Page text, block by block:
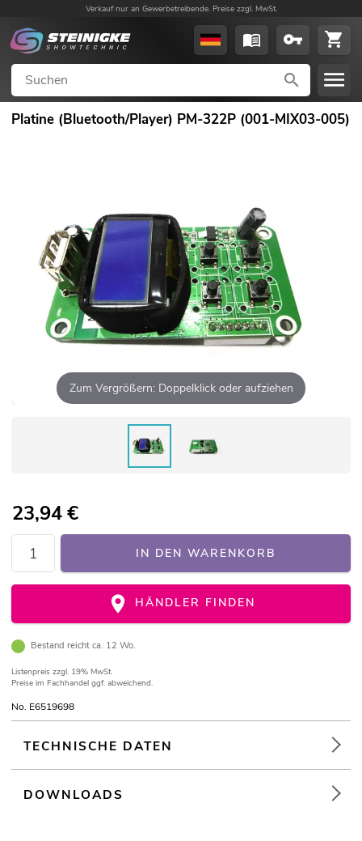
Verkauf nur an Gewerbetreibende. Preise zzgl. MwSt.
Platine (Bluetooth/Player) PM-322P (001-MIX03-005)
Zum Vergrößern: Doppelklick oder aufziehen
23,94€
IN DEN WARENKORB
HÄNDLER FINDEN
Bestand reicht ca. 12 Wo.
Listenpreis zzgl. 19% MwSt.
Preise im Fachhandel ggf. abweichend.
No. E6519698
TECHNISCHE DATEN
DOWNLOADS